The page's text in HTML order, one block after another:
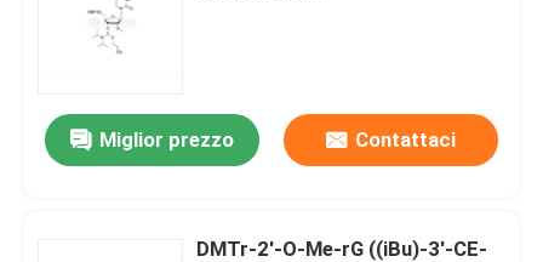
Miglior prezzo Contattaci
DMTr-2'-O-Me-rG ((iBu)-3'-CE-